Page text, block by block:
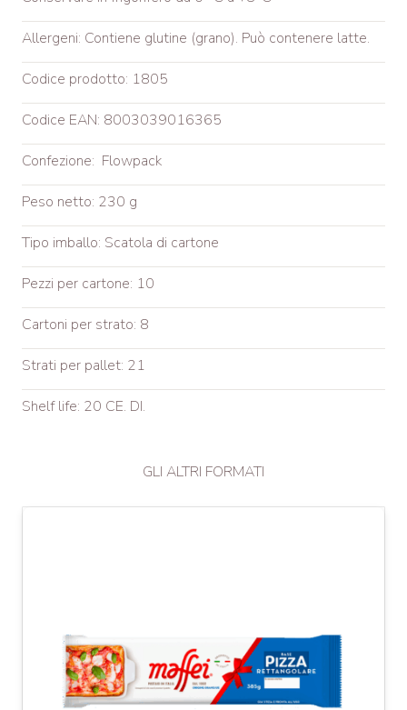
Allergeni: Contiene glutine (grano). Può contenere latte.
Codice prodotto: 1805
Codice EAN: 8003039016365
Confezione: Flowpack
Peso netto: 230 g
Tipo imballo: Scatola di cartone
Pezzi per cartone: 10
Cartoni per strato: 8
Strati per pallet: 21
Shelf life: 20 CE. DI.
GLI ALTRI FORMATI